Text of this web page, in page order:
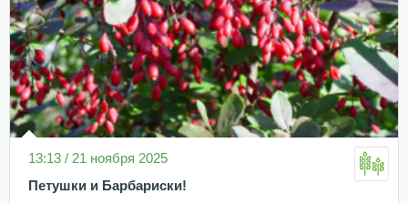
13:13 / 21 ноября 2025
Петушки и Барбариски!